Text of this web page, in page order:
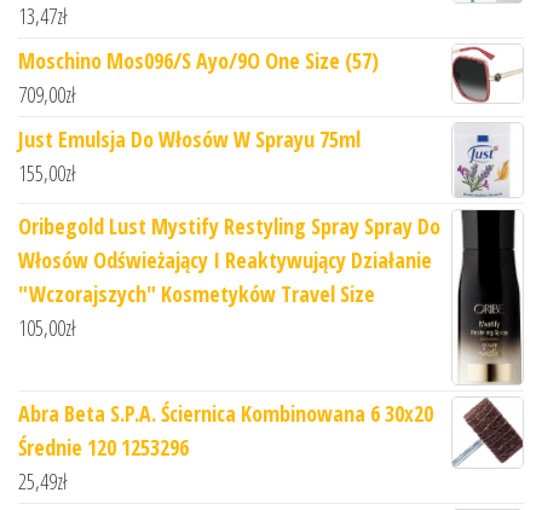
13,47zł
Moschino Mos096/S Ayo/9O One Size (57)
709,00zł
Just Emulsja Do Włosów W Sprayu 75ml
155,00zł
Oribegold Lust Mystify Restyling Spray Spray Do
Włosów Odświeżający I Reaktywujący Działanie
"Wczorajszych" Kosmetyków Travel Size
105,00zł
Abra Beta S.P.A. Ściernica Kombinowana 6 30x20
Średnie 120 1253296
25,49zł